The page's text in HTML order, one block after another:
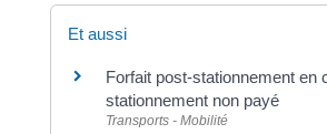
Et aussi
Forfait post-stationnement en
stationnement non payé
Transports - Mobilité